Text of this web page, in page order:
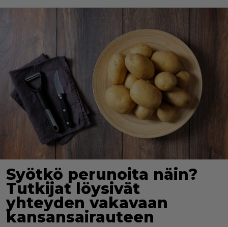
Syötkö perunoita näin?
Tutkijat löysivät
yhteyden vakavaan
kansansairauteen